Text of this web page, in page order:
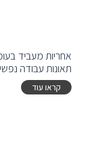
אחריות מעביד
תאונות עבודה
קראו עוד